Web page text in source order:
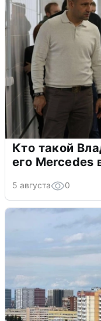
Кто такой
его Mercedes
5 августа 0